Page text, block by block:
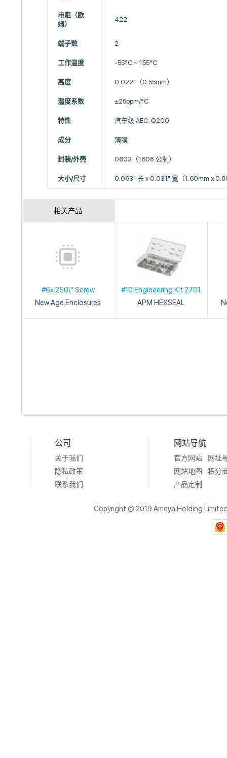
电阻（欧
姆）
422
端子数 2
工作温度 -55°C ~ 155°C
高度 0.022"（0.55mm）
温度系数 ±25ppm/°C
特性 汽车级 AEC-Q200
成分 薄膜
封装/外壳 0603（1608 公制）
大小/尺寸 0.063" 长 x 0.031" 宽（1.60mm x
相关产品
#6x.250\" Screw
New Age Enclosures
#10 Engineering Kit 2701
APM HEXSEAL
公司
关于我们
隐私政策
联系我们
网站导航
官方网站
网址
网站地图
积分
产品定制
Copyright © 2019 Ameya Holding